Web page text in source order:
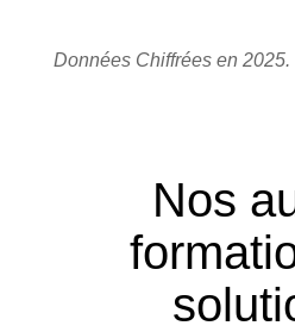
Données Chiffrées en 2025.
Nos